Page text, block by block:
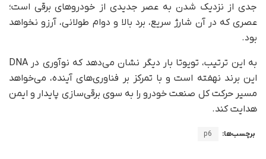
جدی از نزدیک شدن به عصر جدیدی از خودروهای برقی است؛
عصری که در آن شارژ سریع، برد بالا و دوام طولانی، آرزو نخواهد
بود.
به‌ این‌ ترتیب، تویوتا بار دیگر نشان می‌دهد که نوآوری در DNA
این برند نهفته است و با تمرکز بر فناوری‌های آینده، می‌خواهد
مسیر حرکت کل صنعت خودرو را به سوی برقی‌سازی پایدار و ایمن
هدایت کند.
برچسب‌ها: p6